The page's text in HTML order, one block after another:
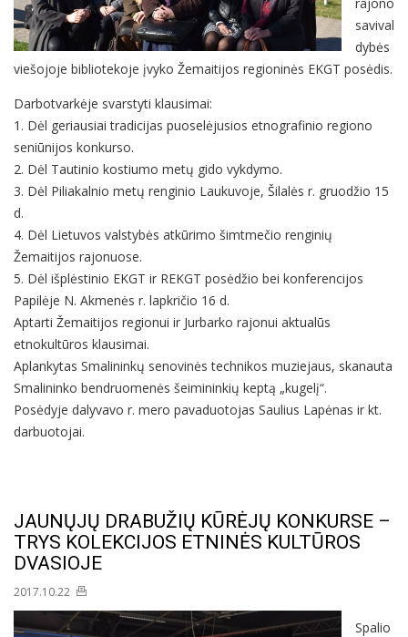
savival
dybės
viešojoje bibliotekoje įvyko Žemaitijos regioninės EKGT posėdis.
Darbotvarkėje svarstyti klausimai:
1. Dėl geriausiai tradicijas puoselėjusios etnografinio regiono
seniūnijos konkurso.
2. Dėl Tautinio kostiumo metų gido vykdymo.
3. Dėl Piliakalnio metų renginio Laukuvoje, Šilalės r. gruodžio 15
d.
4. Dėl Lietuvos valstybės atkūrimo šimtmečio renginių
Žemaitijos rajonuose.
5. Dėl išplėstinio EKGT ir REKGT posėdžio bei konferencijos
Papilėje N. Akmenės r. lapkričio 16 d.
Aptarti Žemaitijos regionui ir Jurbarko rajonui aktualūs
etnokultūros klausimai.
Aplankytas Smalininkų senovinės technikos muziejaus, skanauta
Smalininko bendruomenės šeimininkių keptą „kugelį“.
Posėdyje dalyvavo r. mero pavaduotojas Saulius Lapėnas ir kt.
darbuotojai.
JAUNŲJŲ DRABUŽIŲ KŪRĖJŲ KONKURSE –
TRYS KOLEKCIJOS ETNINĖS KULTŪROS
DVASIOJE
2017.10.22
Spalio